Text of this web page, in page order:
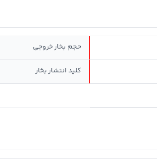
حجم بخار خروجی
کلید انتشار بخار